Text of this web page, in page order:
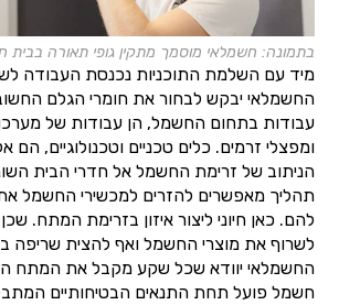
בתמונה: חשמלאי מוסמך מתקין גופי תאורה בבית
מיד עם השלמת התוכניות נכנסת העבודה
החשמלאי יבקש לבחור את חומרי הגלם
עבודות בתחום החשמל, הן עבודות של
ומפצלי זרמים. כלים טכניים וטכנולוגיים,
הניתוב של זרימת החשמל אל חדרי הבית
תהליך מאפשרים להזרים למכשירי החשמל
להם. כאן חיוני ליצור איזון בזרימת המתח.
לשרוף את מוצרי החשמל ואף להצית שריפה
החשמלאי יוודא שכל שקע מקבל את המתח
חשמל פועל תחת התנאים הבטיחותיים